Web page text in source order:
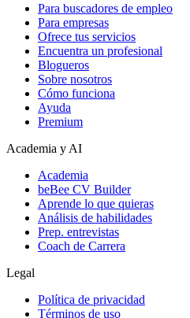
Para buscadores de empleo
Para empresas
Ofrece tus servicios
Encuentra un profesional
Blogueros
Sobre nosotros
Cómo funciona
Ayuda
Premium
Academia y AI
Academia
beBee CV Builder
Aprende lo que quieras
Análisis de habilidades
Prep. entrevistas
Coach de Carrera
Legal
Política de privacidad
Términos de uso